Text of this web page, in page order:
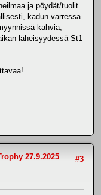
ja pöydät/tuolit
kadun varressa
kahvia,
läheisyydessä St1
#3
27.9.2025